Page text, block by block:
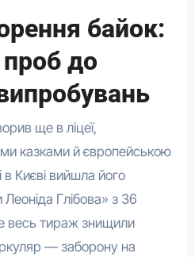
байок:
до
ще в ліцеї,
казками й європейською
Києві вийшла його
Глібова» з 36
весь тираж знищили
— заборону на